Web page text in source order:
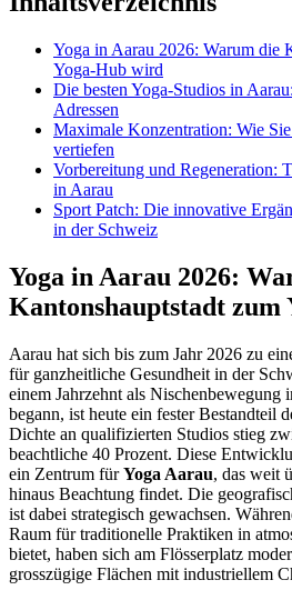
Yoga in Aarau 2026: Warum die
Yoga-Hub wird
Die besten Yoga-Studios in
Adressen
Maximale Konzentration: Wie
vertiefen
Vorbereitung und Regeneration:
in Aarau
Sport Patch: Die innovative
in der Schweiz
Yoga in Aarau 2026:
Kantonshauptstadt zum
Aarau hat sich bis zum Jahr 2026 zu
für ganzheitliche Gesundheit in der
einem Jahrzehnt als Nischenbewegung
begann, ist heute ein fester Bestandteil
Dichte an qualifizierten Studios stieg
beachtliche 40 Prozent. Diese
ein Zentrum fürYoga Aarau, das weit
hinaus Beachtung findet. Die
ist dabei strategisch gewachsen.
Raum für traditionelle Praktiken in
bietet, haben sich am Flösserplatz
grosszügige Flächen mit industriellem